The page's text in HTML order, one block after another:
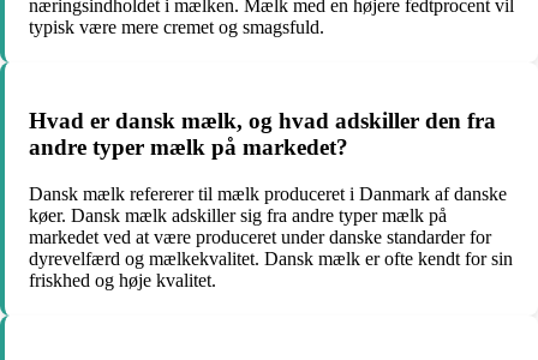
næringsindholdet i mælken. Mælk med en højere fedtprocent vil
typisk være mere cremet og smagsfuld.
Hvad er dansk mælk, og hvad adskiller den fra
andre typer mælk på markedet?
Dansk mælk refererer til mælk produceret i Danmark af danske
køer. Dansk mælk adskiller sig fra andre typer mælk på
markedet ved at være produceret under danske standarder for
dyrevelfærd og mælkekvalitet. Dansk mælk er ofte kendt for sin
friskhed og høje kvalitet.